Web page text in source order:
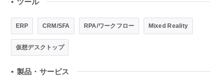
● ツール
ERP CRM/SFA RPA/ワークフロー Mixed Reality
仮想デスクトップ
● 製品・サービス